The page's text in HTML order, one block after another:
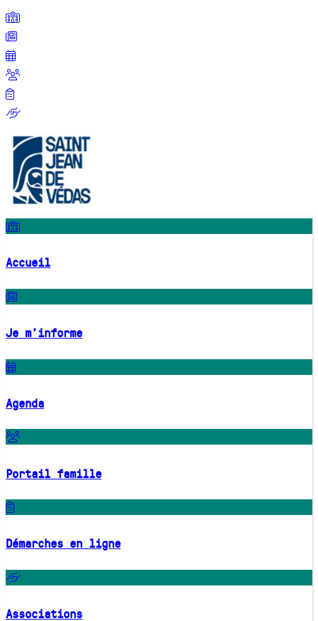
Accueil
Je m'informe
Agenda
Portail famille
Démarches en ligne
Associations